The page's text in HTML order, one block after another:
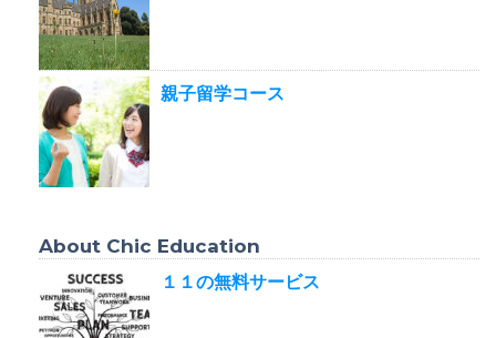
親子留学コース
About Chic Education
１１の無料サービス